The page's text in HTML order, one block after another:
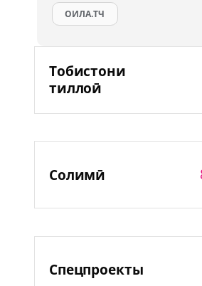
ОИЛА.ТЧ
Тобистони
тиллоӣ
Солимӣ
Спецпроекты